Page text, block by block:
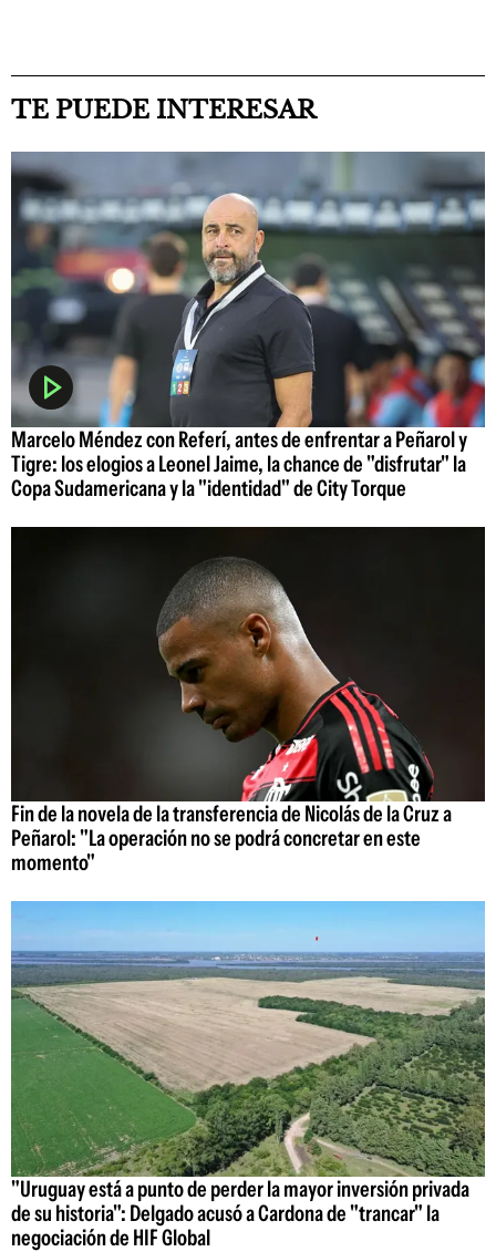
TE PUEDE INTERESAR
Marcelo Méndez con Referí, antes de enfrentar a Peñarol y
Tigre: los elogios a Leonel Jaime, la chance de "disfrutar" la
Copa Sudamericana y la "identidad" de City Torque
Fin de la novela de la transferencia de Nicolás de la Cruz a
Peñarol: "La operación no se podrá concretar en este
momento"
"Uruguay está a punto de perder la mayor inversión privada
de su historia": Delgado acusó a Cardona de "trancar" la
negociación de HIF Global